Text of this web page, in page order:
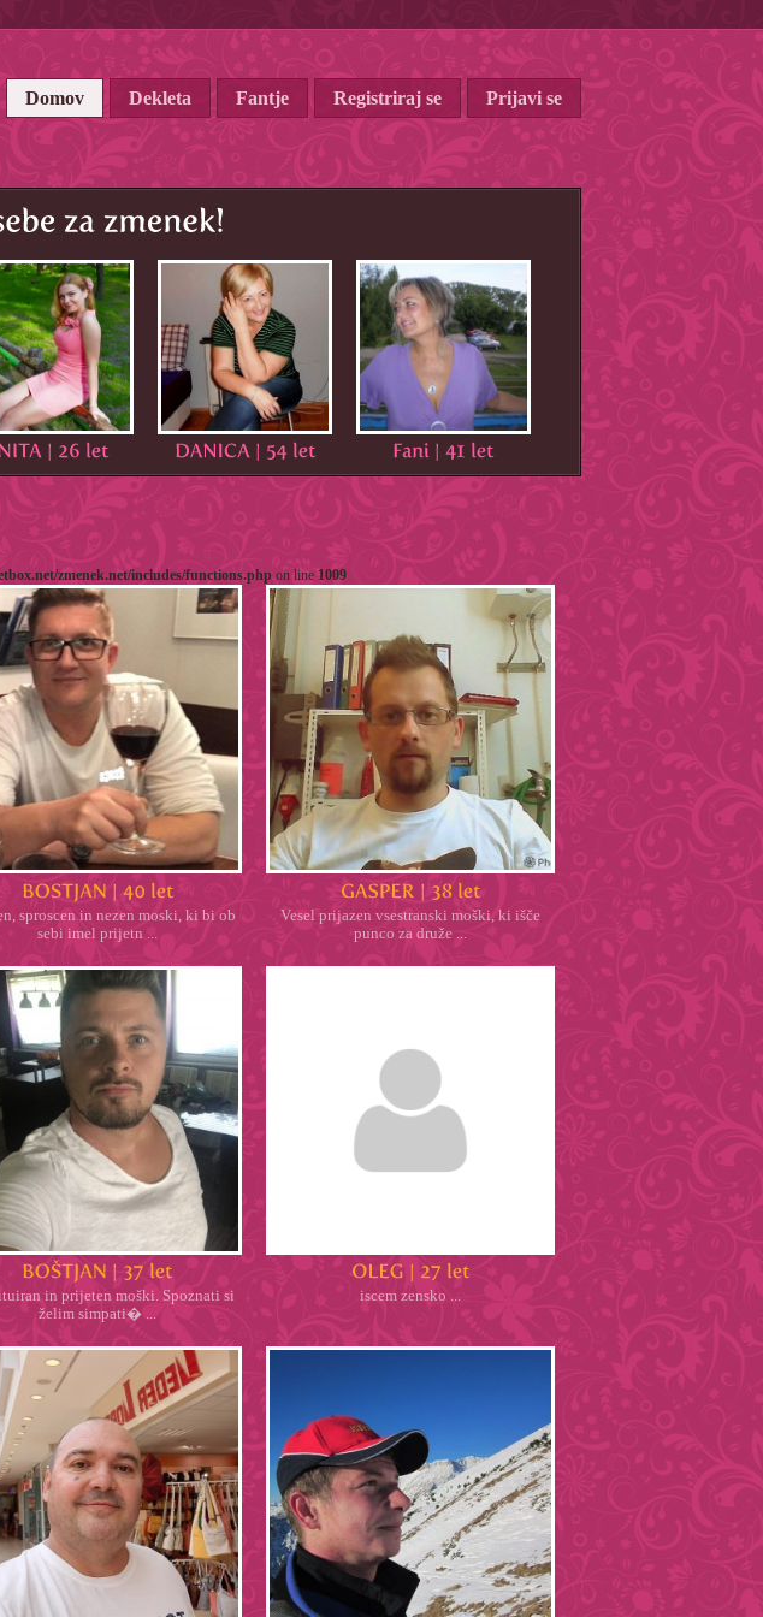
Domov Dekleta Fantje Registriraj se Prijavi se
zmenek.net/includes/functions.php on line 1009
sproscen in nezen moski, ki bi ob
sebi imel prijetn ...
Vesel prijazen vsestranski moški, ki išče
punco za druže ...
in prijeten moški. Spoznati si
želim simpati� ...
iscem zensko ...